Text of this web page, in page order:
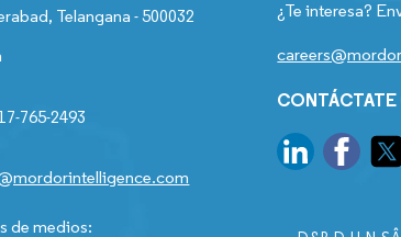
Telangana - 500032
765-2493
de medios:
¿Te interesa?
CONTÁCTATE